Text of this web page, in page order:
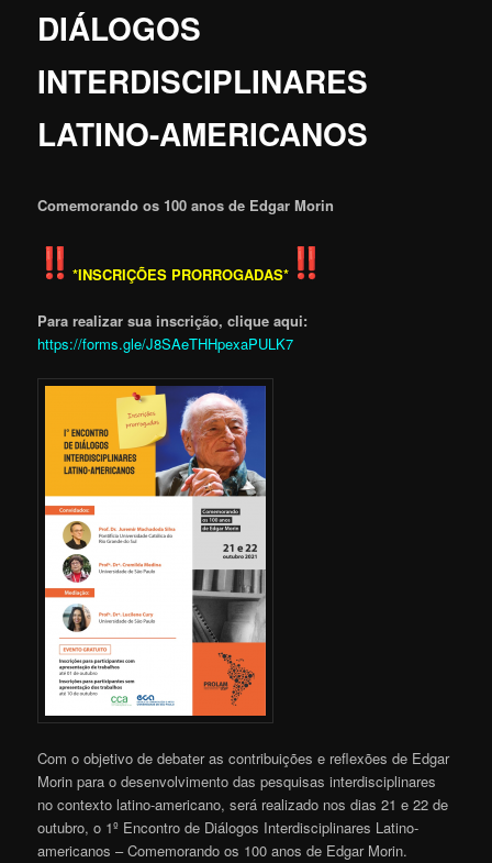
DIÁLOGOS
INTERDISCIPLINARES
LATINO-AMERICANOS
Comemorando os 100 anos de Edgar Morin
*INSCRIÇÕES PRORROGADAS*
Para realizar sua inscrição, clique aqui:
https://forms.gle/J8SAeTHHpexaPULK7
Com o objetivo de debater as contribuições e reflexões de Edgar
Morin para o desenvolvimento das pesquisas interdisciplinares
no contexto latino-americano, será realizado nos dias 21 e 22 de
outubro, o 1º Encontro de Diálogos Interdisciplinares Latino-
americanos – Comemorando os 100 anos de Edgar Morin.